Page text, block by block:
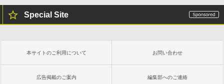
非エンジニア 初心者 素人 でも安心 使い
方 マニュアル AI副業にもコンテンツ作成
にもKindle出版にも！ 非エンジニアのた
￥99
AIイラスト表現辞典: 思い通りの絵を引き
￥27,980
ンチディスプレイ、色調調節ライト、12
週間持続バッテリー、広告なし、ブラッ
Special Site
本サイトのご利用について お問い合わせ
広告掲載のご案内 編集部へのご連絡